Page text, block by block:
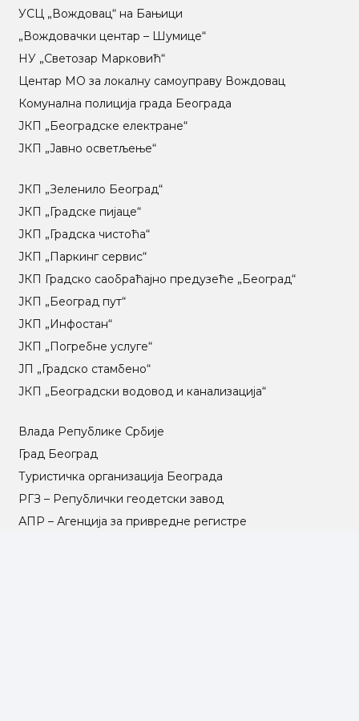
УСЦ „Вождовац“ на Бањици
„Вождовачки центар – Шумице“
НУ „Светозар Марковић“
Центар МO за локалну самоуправу Вождовац
Комунална полиција града Београда
ЈКП „Београдске електране“
ЈКП „Јавно осветљење“
ЈКП „Зеленило Београд“
ЈКП „Градске пијаце“
ЈКП „Градска чистоћа“
ЈКП „Паркинг сервис“
ЈКП Градско саобраћајно предузеће „Београд“
ЈКП „Београд пут“
ЈКП „Инфостан“
ЈКП „Погребне услуге“
ЈП „Градско стамбено“
ЈКП „Београдски водовод и канализација“
Влада Републике Србије
Град Београд
Туристичка организација Београда
РГЗ – Републички геодетски завод
АПР – Агенција за привредне регистре